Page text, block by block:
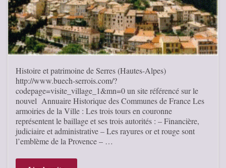
Histoire et patrimoine de Serres (Hautes-Alpes)
http://www.buech-serrois.com/?
codepage=visite_village_1&mn=0 un site référencé sur le
nouvel Annuaire Historique des Communes de France Les
armoiries de la Ville : Les trois tours en couronne
représentent le baillage et ses trois autorités : – Financière,
judiciaire et administrative – Les rayures or et rouge sont
l’emblème de la Provence – …